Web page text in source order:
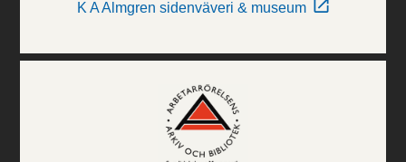
K A Almgren sidenväveri & museum